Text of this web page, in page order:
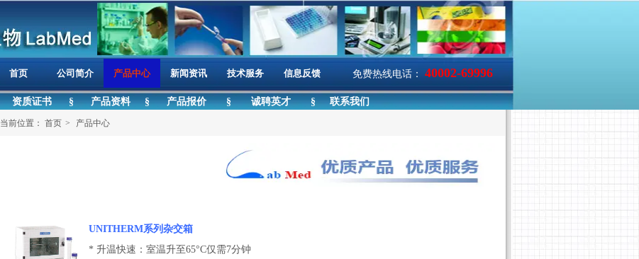
资质证书 § 产品资料 § 产品报价 § 诚聘英才 § 联系我们
免费热线电话： 40002-69996
首页 公司简介 产品中心 新闻资讯 技术服务 信息反馈
当前位置： 首页 > 产品中心
UNITHERM系列杂交箱
* 升温快速：室温升至65°C仅需7分钟